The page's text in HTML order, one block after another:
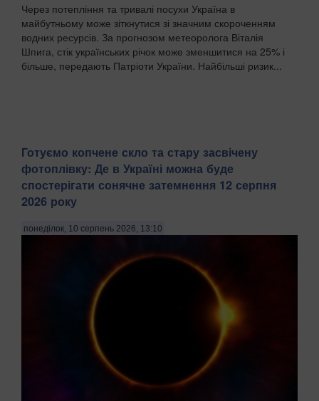
Через потепління та тривалі посухи Україна в
майбутньому може зіткнутися зі значним скороченням
водних ресурсів. За прогнозом метеоролога Віталія
Шпига, стік українських річок може зменшитися на 25% і
більше, передають Патріоти України. Найбільші ризик...
Готуємо копчене скло та стару засвічену
фотоплівку: Де в Україні можна буде
спостерігати сонячне затемнення 12 серпня
2026 року
понеділок, 10 серпень 2026, 13:10